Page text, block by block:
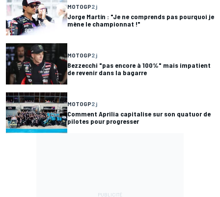
MOTOGP2 j
Jorge Martín : "Je ne comprends pas pourquoi je
mène le championnat !"
MOTOGP2 j
Bezzecchi "pas encore à 100%" mais impatient
de revenir dans la bagarre
MOTOGP2 j
Comment Aprilia capitalise sur son quatuor de
pilotes pour progresser